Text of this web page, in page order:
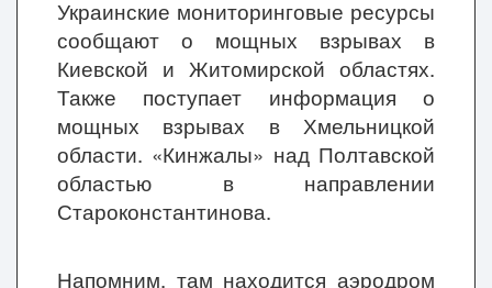
Украинские мониторинговые ресурсы
сообщают о мощных взрывах в
Киевской и Житомирской областях.
Также поступает информация о
мощных взрывах в Хмельницкой
области. «Кинжалы» над Полтавской
областью в направлении
Староконстантинова.
Напомним, там находится аэродром